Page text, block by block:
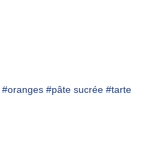
#oranges #pâte sucrée #tarte